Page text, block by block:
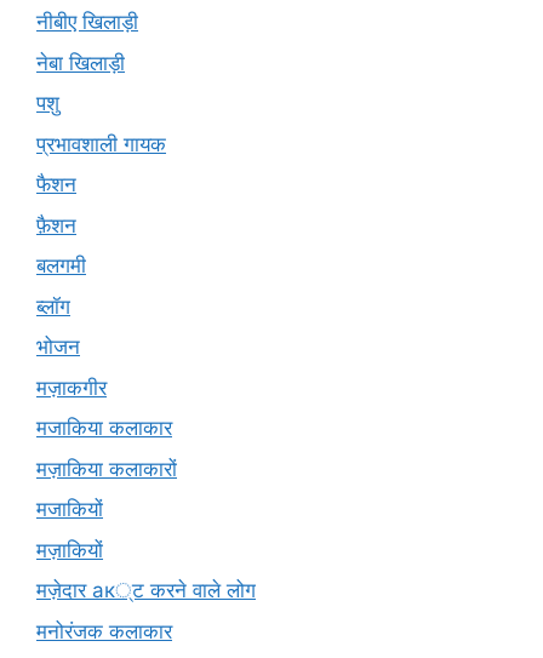
नीबीए खिलाड़ी
नेबा खिलाड़ी
पशु
प्रभावशाली गायक
फैशन
फ़ैशन
बलगमी
ब्लॉग
भोजन
मज़ाकगीर
मजाकिया कलाकार
मज़ाकिया कलाकारों
मजाकियों
मज़ाकियों
मज़ेदार ак्ट करने वाले लोग
मनोरंजक कलाकार